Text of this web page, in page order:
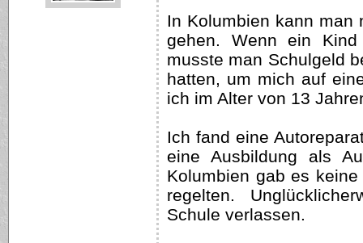
In Kolumbien kann man
gehen. Wenn ein
musste man Schulgeld
hatten, um mich auf
ich im Alter von 13
Ich fand eine
eine Ausbildung als
Kolumbien gab es
regelten.
Schule verlassen.